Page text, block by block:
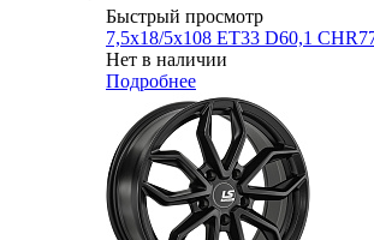
Быстрый просмотр
7,5x18/5x108 ET33 D60,1
Нет в наличии
Подробнее